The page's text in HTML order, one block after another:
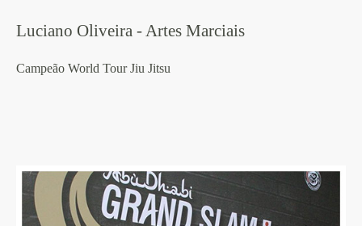
Luciano Oliveira - Artes Marciais
Campeão World Tour Jiu Jitsu